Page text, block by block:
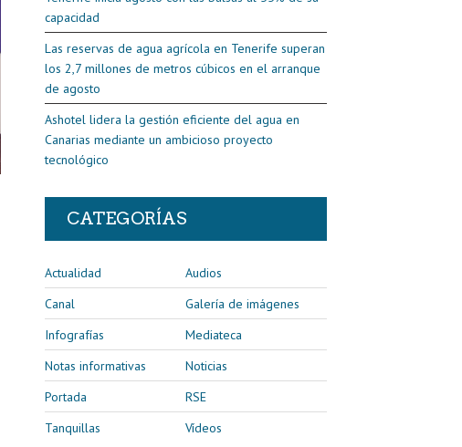
capacidad
Las reservas de agua agrícola en Tenerife superan
los 2,7 millones de metros cúbicos en el arranque
de agosto
Ashotel lidera la gestión eficiente del agua en
Canarias mediante un ambicioso proyecto
tecnológico
CATEGORÍAS
Actualidad
Audios
Canal
Galería de imágenes
Infografías
Mediateca
Notas informativas
Noticias
Portada
RSE
Tanquillas
Vídeos